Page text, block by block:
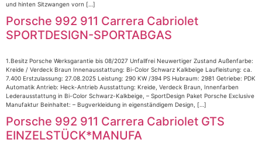
und hinten Sitzwangen vorn […]
Porsche 992 911 Carrera Cabriolet
SPORTDESIGN-SPORTABGAS
1.Besitz Porsche Werksgarantie bis 08/2027 Unfallfrei Neuwertiger Zustand Außenfarbe:
Kreide / Verdeck Braun Innenausstattung: Bi-Color Schwarz Kalkbeige Laufleistung: ca.
7.400 Erstzulassung: 27.08.2025 Leistung: 290 KW /394 PS Hubraum: 2981 Getriebe: PDK
Automatik Antrieb: Heck-Antrieb Ausstattung: Kreide, Verdeck Braun, Innenfarben
Lederausstattung in Bi-Color Schwarz-Kalkbeige, – SportDesign Paket Porsche Exclusive
Manufaktur Beinhaltet: – Bugverkleidung in eigenständigem Design, […]
Porsche 992 911 Carrera Cabriolet GTS
EINZELSTÜCK*MANUFA